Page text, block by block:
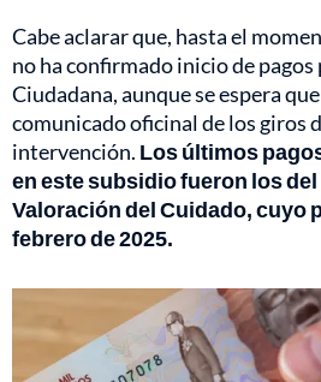
Cabe aclarar que, hasta el
no ha confirmado inicio de pagos
Ciudadana, aunque se espera
comunicado oficinal de los giros
intervención. Los últimos
en este subsidio fueron los
Valoración del Cuidado, cuyo
febrero de 2025.